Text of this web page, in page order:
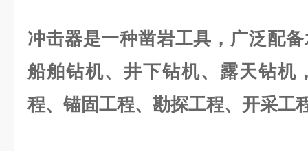
冲击器是一种凿岩工具，广泛配
船舶钻机、井下钻机、露天钻机
程、锚固工程、勘探工程、开采工